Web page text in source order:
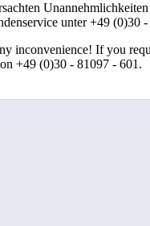
unter +49 (0)30
inconvenience! If you
+49 (0)30 - 81097 - 601.